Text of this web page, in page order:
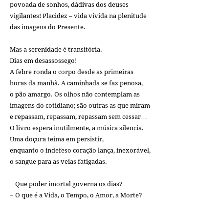
povoada de sonhos, dádivas dos deuses
vigilantes! Placidez – vida vivida na plenitude
das imagens do Presente.
Mas a serenidade é transitória.
Dias em desassossego!
A febre ronda o corpo desde as primeiras
horas da manhã. A caminhada se faz penosa,
o pão amargo. Os olhos não contemplam as
imagens do cotidiano; são outras as que miram
e repassam, repassam, repassam sem cessar…
O livro espera inutilmente, a música silencia.
Uma doçura teima em persistir,
enquanto o indefeso coração lança, inexorável,
o sangue para as veias fatigadas.
− Que poder imortal governa os dias?
− O que é a Vida, o Tempo, o Amor, a Morte?